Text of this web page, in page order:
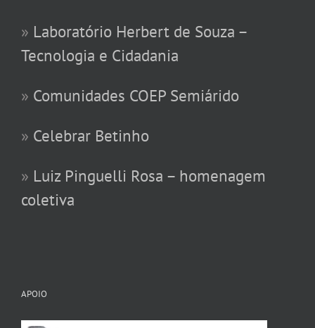
» Laboratório Herbert de Souza –
Tecnologia e Cidadania
» Comunidades COEP Semiárido
» Celebrar Betinho
» Luiz Pinguelli Rosa – homenagem
coletiva
APOIO